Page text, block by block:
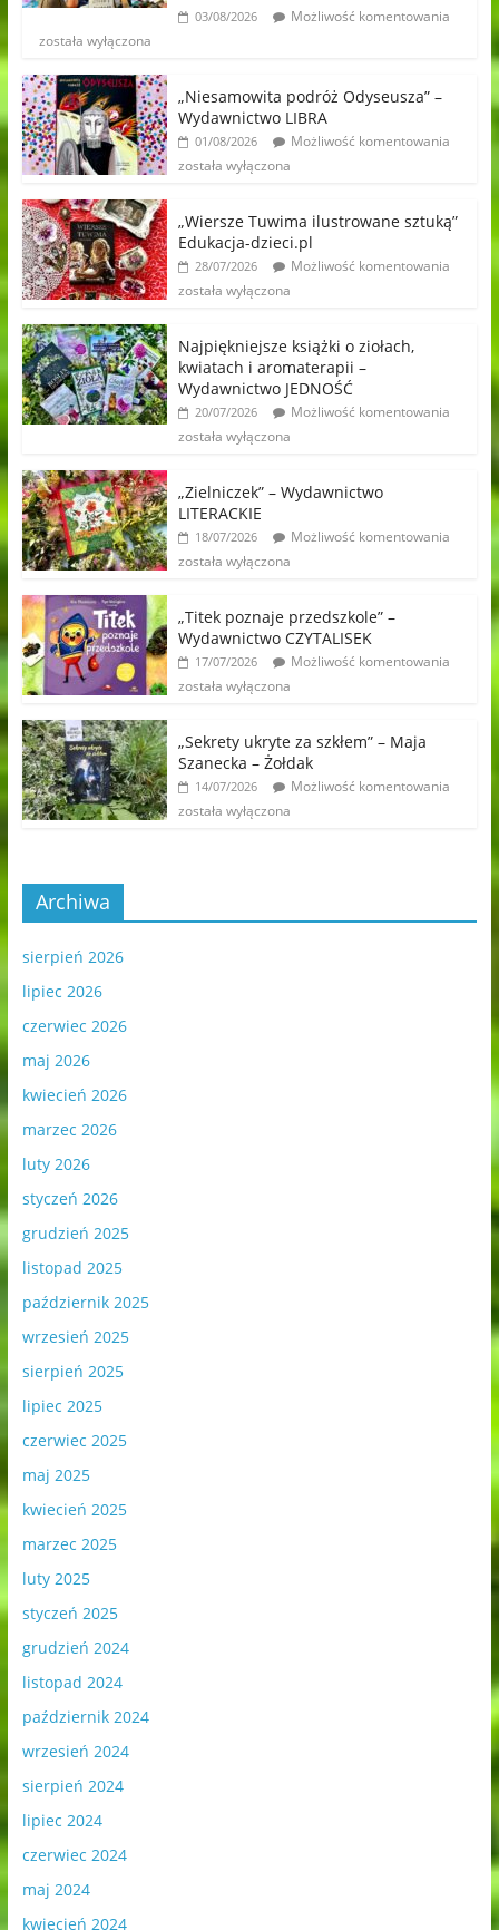
03/08/2026
Możliwość komentowania
została wyłączona
„Niesamowita podróż Odyseusza” –
Wydawnictwo LIBRA
01/08/2026
Możliwość komentowania
została wyłączona
„Wiersze Tuwima ilustrowane sztuką”
Edukacja-dzieci.pl
28/07/2026
Możliwość komentowania
została wyłączona
Najpiękniejsze książki o ziołach,
kwiatach i aromaterapii –
Wydawnictwo JEDNOŚĆ
20/07/2026
Możliwość komentowania
została wyłączona
„Zielniczek” – Wydawnictwo
LITERACKIE
18/07/2026
Możliwość komentowania
została wyłączona
„Titek poznaje przedszkole” –
Wydawnictwo CZYTALISEK
17/07/2026
Możliwość komentowania
została wyłączona
„Sekrety ukryte za szkłem” – Maja
Szanecka – Żołdak
14/07/2026
Możliwość komentowania
została wyłączona
Archiwa
sierpień 2026
lipiec 2026
czerwiec 2026
maj 2026
kwiecień 2026
marzec 2026
luty 2026
styczeń 2026
grudzień 2025
listopad 2025
październik 2025
wrzesień 2025
sierpień 2025
lipiec 2025
czerwiec 2025
maj 2025
kwiecień 2025
marzec 2025
luty 2025
styczeń 2025
grudzień 2024
listopad 2024
październik 2024
wrzesień 2024
sierpień 2024
lipiec 2024
czerwiec 2024
maj 2024
kwiecień 2024